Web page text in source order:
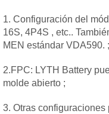
1. Configuración del
16S, 4P4S , etc..
MEN estándar VDA590. ;
2.FPC: LYTH Battery
molde abierto ;
3. Otras